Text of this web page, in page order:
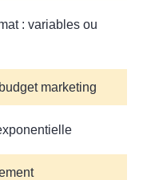
: variables ou
marketing